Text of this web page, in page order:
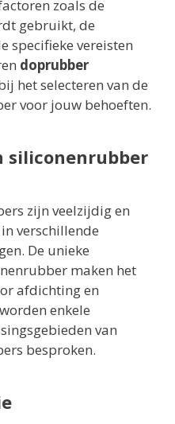
zoals de
gebruikt, de
specifieke vereisten
doprubber
het selecteren van de
voor jouw behoeften.
siliconenrubber
zijn veelzijdig en
verschillende
De unieke
maken het
afdichting en
enkele
van
besproken.